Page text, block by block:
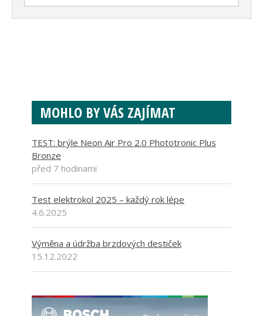
MOHLO BY VÁS ZAJÍMAT
TEST: brýle Neon Air Pro 2.0 Phototronic Plus
Bronze
před 7 hodinami
Test elektrokol 2025 – každý rok lépe
4.6.2025
Výměna a údržba brzdových destiček
15.12.2022